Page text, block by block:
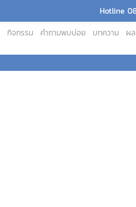
Hotline
กิจกรรม คำถามพบบ่อย บทความ ผ